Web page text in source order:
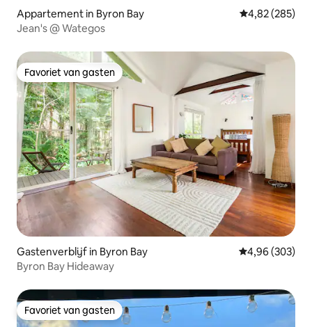
Appartement in Byron Bay Gemiddelde
4,82 (285)
Jean's @ Wategos
Favoriet van gasten
Favoriet van gasten
Gastenverblijf in Byron Bay Gemiddelde
4,96 (303)
Byron Bay Hideaway
Favoriet van gasten
Favoriet van gasten